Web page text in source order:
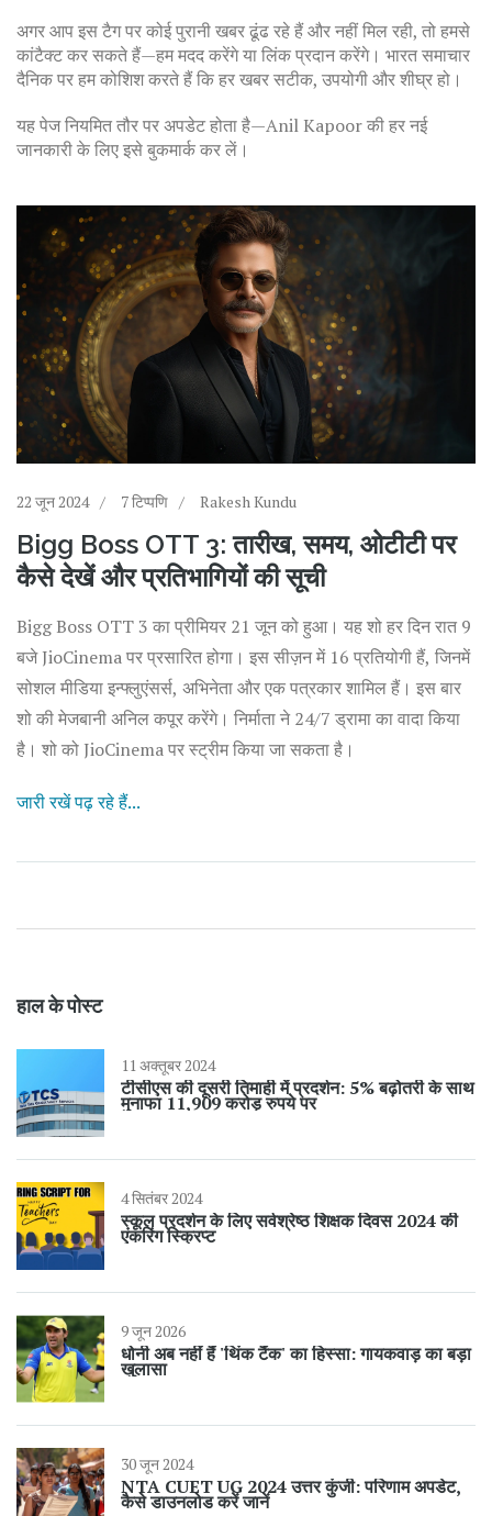
अगर आप इस टैग पर कोई पुरानी खबर ढूंढ रहे हैं और नहीं मिल रही, तो हमसे
कांटैक्ट कर सकते हैं—हम मदद करेंगे या लिंक प्रदान करेंगे। भारत समाचार
दैनिक पर हम कोशिश करते हैं कि हर खबर सटीक, उपयोगी और शीघ्र हो।
यह पेज नियमित तौर पर अपडेट होता है—Anil Kapoor की हर नई
जानकारी के लिए इसे बुकमार्क कर लें।
22 जून 2024 7 टिप्पणि Rakesh Kundu
Bigg Boss OTT 3: तारीख, समय, ओटीटी पर
कैसे देखें और प्रतिभागियों की सूची
Bigg Boss OTT 3 का प्रीमियर 21 जून को हुआ। यह शो हर दिन रात 9
बजे JioCinema पर प्रसारित होगा। इस सीज़न में 16 प्रतियोगी हैं, जिनमें
सोशल मीडिया इन्फ्लुएंसर्स, अभिनेता और एक पत्रकार शामिल हैं। इस बार
शो की मेजबानी अनिल कपूर करेंगे। निर्माता ने 24/7 ड्रामा का वादा किया
है। शो को JioCinema पर स्ट्रीम किया जा सकता है।
जारी रखें पढ़ रहे हैं...
हाल के पोस्ट
11 अक्तूबर 2024
टीसीएस की दूसरी तिमाही में प्रदर्शन: 5% बढ़ोतरी के साथ
मुनाफा 11,909 करोड़ रुपये पर
4 सितंबर 2024
स्कूल प्रदर्शन के लिए सर्वश्रेष्ठ शिक्षक दिवस 2024 की
एंकरिंग स्क्रिप्ट
9 जून 2026
धोनी अब नहीं हैं 'थिंक टैंक' का हिस्सा: गायकवाड़ का बड़ा
खुलासा
30 जून 2024
NTA CUET UG 2024 उत्तर कुंजी: परिणाम अपडेट,
कैसे डाउनलोड करें जानें